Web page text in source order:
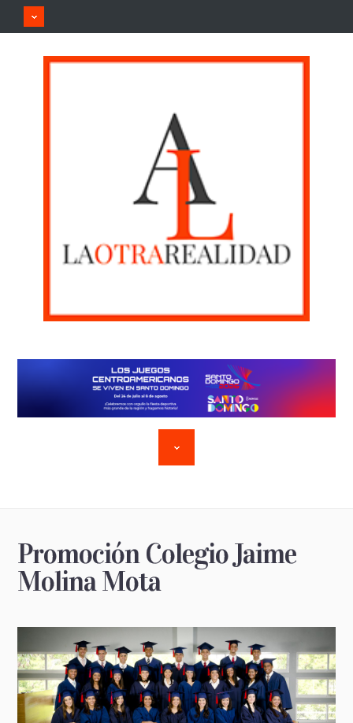
Promoción Colegio Jaime
Molina Mota